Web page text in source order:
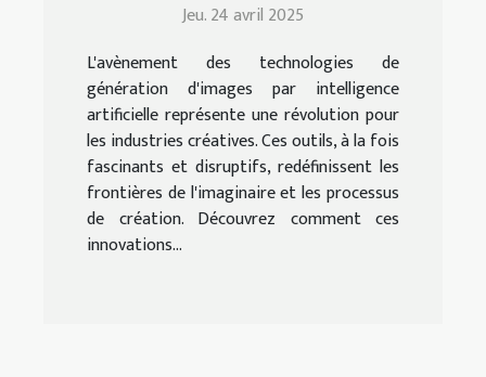
créativesJeu. 24 avril 2025
L'avènement des technologies de
génération d'images par intelligence
artificielle représente une révolution pour
les industries créatives. Ces outils, à la fois
fascinants et disruptifs, redéfinissent les
frontières de l'imaginaire et les processus
de création. Découvrez comment ces
innovations...